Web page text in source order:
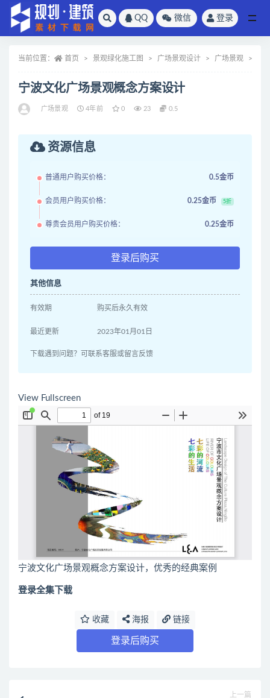
QQ 微信 登录
当前位置： 首页 景观绿化施工图 广场景观设计 广场景观
宁波文化广场景观概念方案设计
广场景观 4年前 0 23 0.5
资源信息
普通用户购买价格： 0.5金币
会员用户购买价格： 0.25金币 5折
尊贵会员用户购买价格： 0.25金币
登录后购买
其他信息
有效期 购买后永久有效
最近更新 2023年01月01日
下载遇到问题？可联系客服或留言反馈
View Fullscreen
宁波文化广场景观概念方案设计，优秀的经典案例
登录全集下载
收藏 海报 链接
登录后购买
上一篇
全部